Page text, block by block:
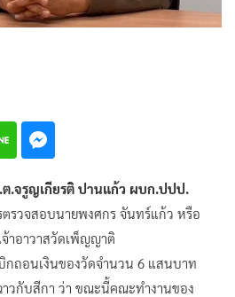
.จรูญเกียรติ ปานแก้ว ผบก.ปปป.
รวจสอบนายพงศกร จันทร์แก้ว หรือ
าอาวาสวัดเพ็ญญาติ
กถอนเงินของวัดจำนวน 6 แสนบาท
วกับสีกา ว่า ขณะนี้คณะทำงานของ